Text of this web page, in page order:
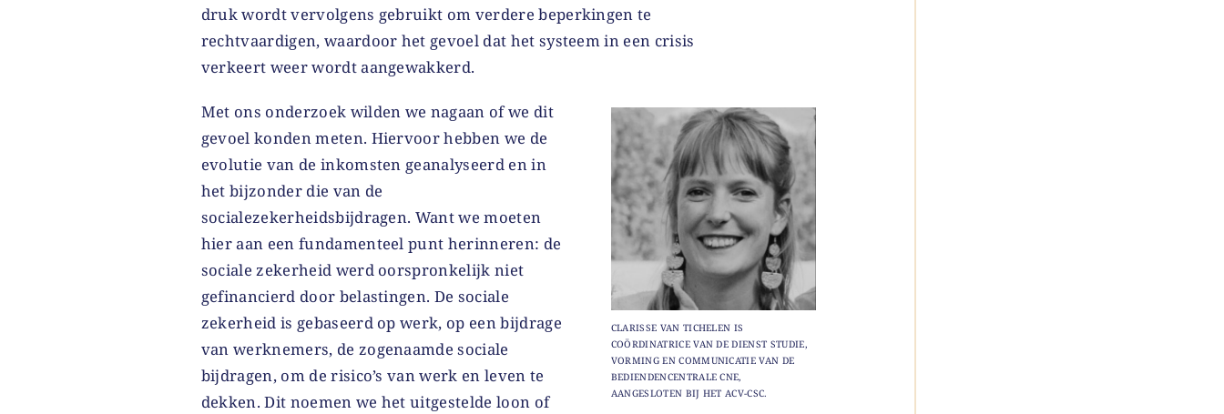
druk wordt vervolgens gebruikt om verdere beperkingen te
rechtvaardigen, waardoor het gevoel dat het systeem in een crisis
verkeert weer wordt aangewakkerd.
CLARISSE VAN TICHELEN IS
COÖRDINATRICE VAN DE DIENST STUDIE,
VORMING EN COMMUNICATIE VAN DE
BEDIENDENCENTRALE CNE,
AANGESLOTEN BIJ HET ACV-CSC.
Met ons onderzoek wilden we nagaan of we dit
gevoel konden meten. Hiervoor hebben we de
evolutie van de inkomsten geanalyseerd en in
het bijzonder die van de
socialezekerheidsbijdragen. Want we moeten
hier aan een fundamenteel punt herinneren: de
sociale zekerheid werd oorspronkelijk niet
gefinancierd door belastingen. De sociale
zekerheid is gebaseerd op werk, op een bijdrage
van werknemers, de zogenaamde sociale
bijdragen, om de risico’s van werk en leven te
dekken. Dit noemen we het uitgestelde loon of